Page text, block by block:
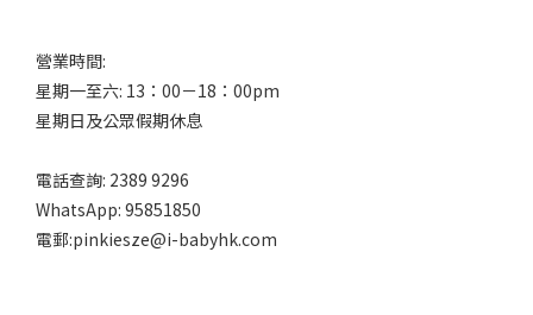
營業時間:
星期一至六: 13：00－18：00pm
星期日及公眾假期休息
電話查詢: 2389 9296
WhatsApp: 95851850
電郵:pinkiesze@i-babyhk.com